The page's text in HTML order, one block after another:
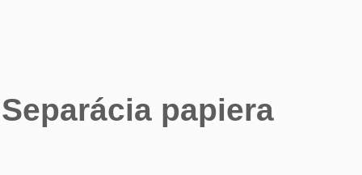
Separácia papiera